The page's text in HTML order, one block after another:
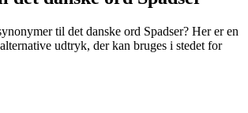
til det danske ord Spadser? Her er en
udtryk, der kan bruges i stedet for